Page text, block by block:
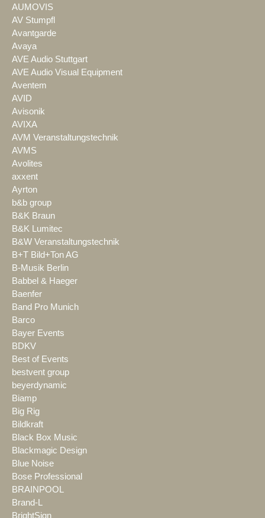
AUMOVIS
AV Stumpfl
Avantgarde
Avaya
AVE Audio Stuttgart
AVE Audio Visual Equipment
Aventem
AVID
Avisonik
AVIXA
AVM Veranstaltungstechnik
AVMS
Avolites
axxent
Ayrton
b&b group
B&K Braun
B&K Lumitec
B&W Veranstaltungstechnik
B+T Bild+Ton AG
B-Musik Berlin
Babbel & Haeger
Baenfer
Band Pro Munich
Barco
Bayer Events
BDKV
Best of Events
bestvent group
beyerdynamic
Biamp
Big Rig
Bildkraft
Black Box Music
Blackmagic Design
Blue Noise
Bose Professional
BRAINPOOL
Brand-L
BrightSign